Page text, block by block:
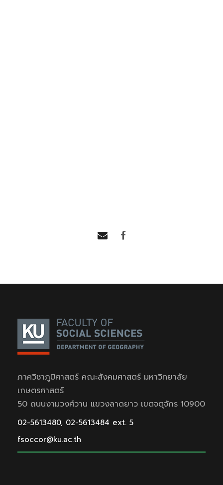
ภาควิชาภูมิศาสตร์ คณะสังคมศาสตร์ มหาวิทยาลัย
เกษตรศาสตร์
50 ถนนงามวงศ์วาน แขวงลาดยาว เขตจตุจักร 10900
02-5613480, 02-5613484 ext. 5
fsoccor@ku.ac.th